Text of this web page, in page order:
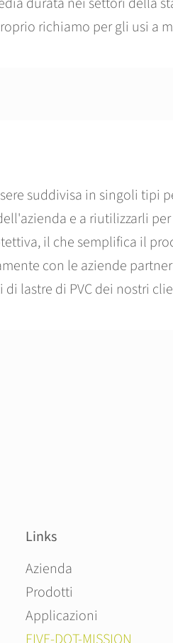
richiamo per gli usi a
suddivisa in singoli
e a riutilizzarli
il che semplifica il
con le aziende
lastre di PVC dei nostri
Links
Salta la navigazione
Azienda
Prodotti
Applicazioni